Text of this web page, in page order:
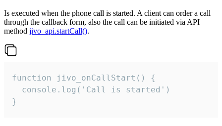
Is executed when the phone call is started. A client can order a call
through the callback form, also the call can be initiated via API
method jivo_api.startCall().
function jivo_onCallStart() {
  console.log('Call is started')
}